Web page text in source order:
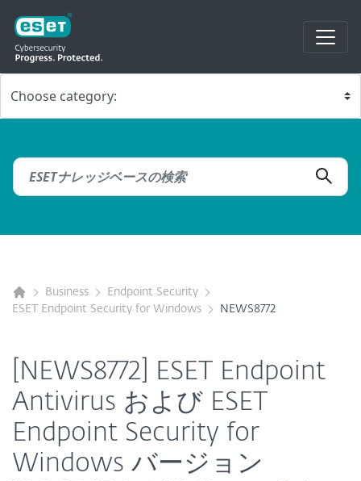
Business
Endpoint Security
ESET Endpoint Security for Windows
NEWS8772
[NEWS8772] ESET Endpoint
Antivirus および ESET
Endpoint Security for
Windows バージョン